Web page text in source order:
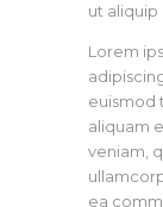
ut aliquip
Lorem
euismod
aliquam
veniam,
ea